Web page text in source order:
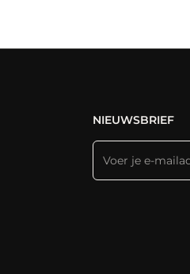
NIEUWSBRIEF